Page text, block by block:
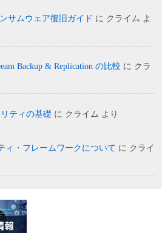
サムウェア復旧ガイド に クライム よ
Backup & Replication の比較 に クラ
ティの基礎 に クライム より
ィ・フレームワークについて に クライ